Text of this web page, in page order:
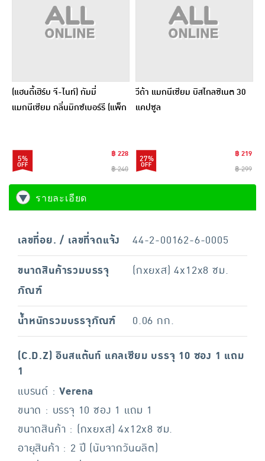
(แฮนดี้เฮิร์บ จี-ไนท์) กัมมี่
แมกนีเซียม กลิ่นมิกซ์เบอร์รี (แพ็ก
5%
฿ 228
฿ 240
วีด้า แมกนีเซียม บิสไกลซิเนต 30
แคปซูล
27%
฿ 219
฿ 299
รายละเอียด
เลขที่อย. / เลขที่จดแจ้ง
44-2-00162-6-0005
ขนาดสินค้ารวมบรรจุ
ภัณฑ์
(กxยxส) 4x12x8 ซม.
น้ำหนักรวมบรรจุภัณฑ์ 0.06 กก.
(C.D.Z) อินสแต้นท์ แคลเซียม บรรจุ 10 ซอง 1 แถม
1
แบรนด์ :Verena
ขนาด : บรรจุ 10 ซอง 1 แถม 1
ขนาดสินค้า : (กxยxส) 4x12x8 ซม.
อายุสินค้า : 2 ปี (นับจากวันผลิต)